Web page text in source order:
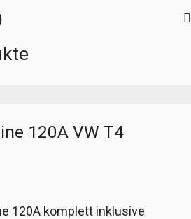
120A VW T4
120A komplett inklusive